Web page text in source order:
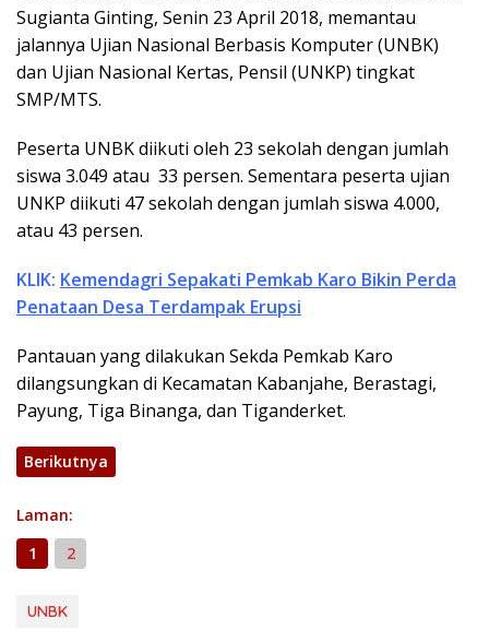
Sugianta Ginting, Senin 23 April 2018, memantau
jalannya Ujian Nasional Berbasis Komputer (UNBK)
dan Ujian Nasional Kertas, Pensil (UNKP) tingkat
SMP/MTS.
Peserta UNBK diikuti oleh 23 sekolah dengan jumlah
siswa 3.049 atau 33 persen. Sementara peserta ujian
UNKP diikuti 47 sekolah dengan jumlah siswa 4.000,
atau 43 persen.
KLIK: Kemendagri Sepakati Pemkab Karo Bikin Perda
Penataan Desa Terdampak Erupsi
Pantauan yang dilakukan Sekda Pemkab Karo
dilangsungkan di Kecamatan Kabanjahe, Berastagi,
Payung, Tiga Binanga, dan Tiganderket.
Berikutnya
Laman:
1
2
UNBK